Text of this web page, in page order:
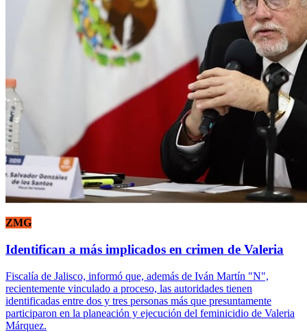
ZMG
Identifican a más implicados en crimen de Valeria
Fiscalía de Jalisco, informó que, además de Iván Martín "N",
recientemente vinculado a proceso, las autoridades tienen
identificadas entre dos y tres personas más que presuntamente
participaron en la planeación y ejecución del feminicidio de Valeria
Márquez.